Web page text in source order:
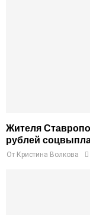
Жителя
рублей
От Кристина Волкова